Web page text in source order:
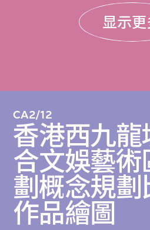
显示更
CA2/12
香港西九龍
合文娛藝術
劃概念規劃
作品繪圖